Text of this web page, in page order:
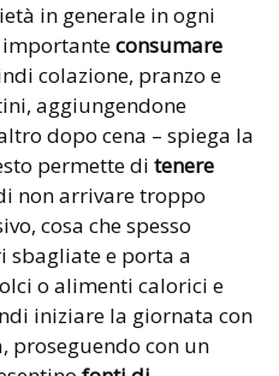
in generale in ogni
consumare
colazione, pranzo e
aggiungendone
dopo cena – spiega la
permette di tenere
non arrivare troppo
cosa che spesso
sbagliate e porta a
o alimenti calorici e
iniziare la giornata con
proseguendo con un